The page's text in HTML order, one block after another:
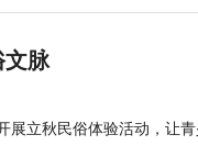
文脉
展立秋民俗体验活动，让